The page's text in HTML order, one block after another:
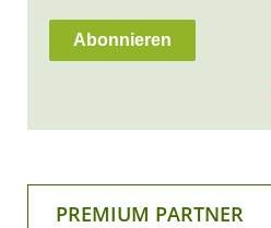
PREMIUM PARTNER